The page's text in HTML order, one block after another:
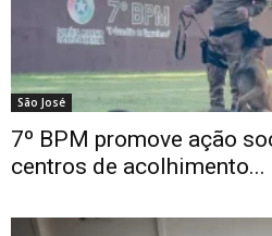
São José
7º BPM promove ação
centros de acolhimento...